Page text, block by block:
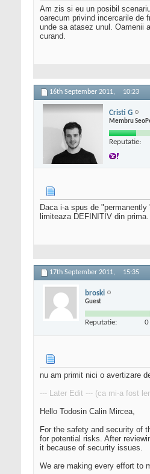
Am zis si eu un posibil
oarecum privind incercarile de
unde sa atasez unul. Oamenii
curand.
16th September 2011, 10:23
Cristi G
Membru
Reputatie:
Daca i-a spus de
limiteaza DEFINITIV din prima.
17th September 2011, 15:35
broski
Guest
Reputatie: 0
nu am primit nici o avertizare
--- Later Edit --- (ca mi-a fost
Hello Todosin Calin Mircea,
For the safety and security of
for potential risks. After
it because of security issues.
We are making every effort to